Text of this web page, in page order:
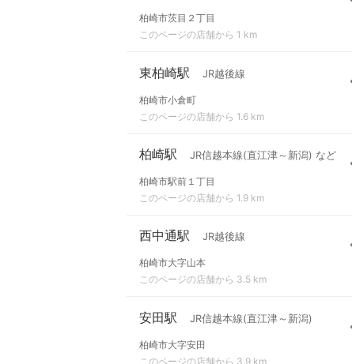
柏崎市茨目２丁目
このページの店舗から 1 km
東柏崎駅 JR越後線
柏崎市小倉町
このページの店舗から 1.6 km
柏崎駅 JR信越本線(直江津～新潟) など
柏崎市駅前１丁目
このページの店舗から 1.9 km
西中通駅 JR越後線
柏崎市大字山本
このページの店舗から 3.5 km
安田駅 JR信越本線(直江津～新潟)
柏崎市大字安田
このページの店舗から 3.9 km